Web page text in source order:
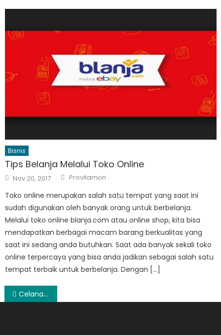
Bisnis
Tips Belanja Melalui Toko Online
Posted
on
Nov 20, 2017 Author
Provitamon
Toko online merupakan salah satu tempat yang saat ini
sudah digunakan oleh banyak orang untuk berbelanja.
Melalui toko online blanja.com atau online shop, kita bisa
mendapatkan berbagai macam barang berkualitas yang
saat ini sedang anda butuhkan. Saat ada banyak sekali toko
online terpercaya yang bisa anda jadikan sebagai salah satu
tempat terbaik untuk berbelanja. Dengan […]
Post
Celana Jogger Pilihan untuk Anda percaya Diri